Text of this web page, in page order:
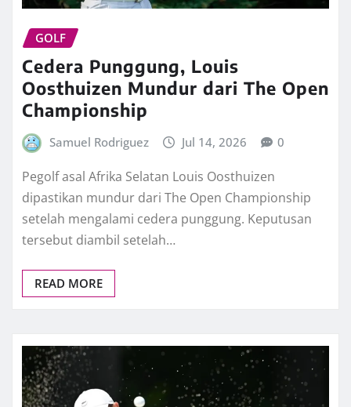
GOLF
Cedera Punggung, Louis
Oosthuizen Mundur dari The Open
Championship
Samuel Rodriguez Jul 14, 2026 0
Pegolf asal Afrika Selatan Louis Oosthuizen
dipastikan mundur dari The Open Championship
setelah mengalami cedera punggung. Keputusan
tersebut diambil setelah…
READ MORE